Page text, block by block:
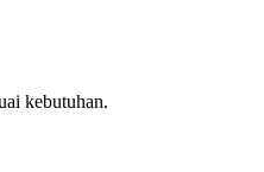
kebutuhan.